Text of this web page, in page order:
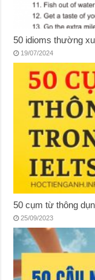
50 idioms thường
19/07/2024
50 cụm từ thông
25/09/2023